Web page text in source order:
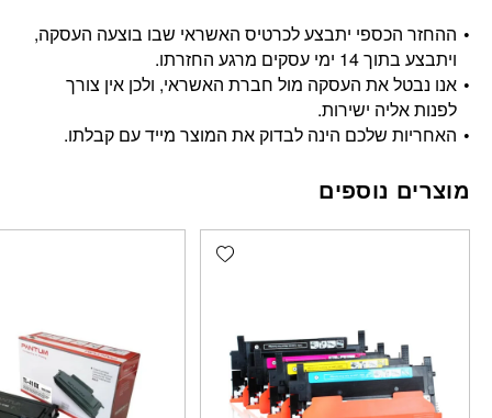
ההחזר הכספי יתבצע לכרטיס האשראי שבו בוצעה העסקה,
ויתבצע בתוך 14 ימי עסקים מרגע החזרתו.
אנו נבטל את העסקה מול חברת האשראי, ולכן אין צורך
לפנות אליה ישירות.
האחריות שלכם הינה לבדוק את המוצר מייד עם קבלתו.
מוצרים נוספים
Add wishlist